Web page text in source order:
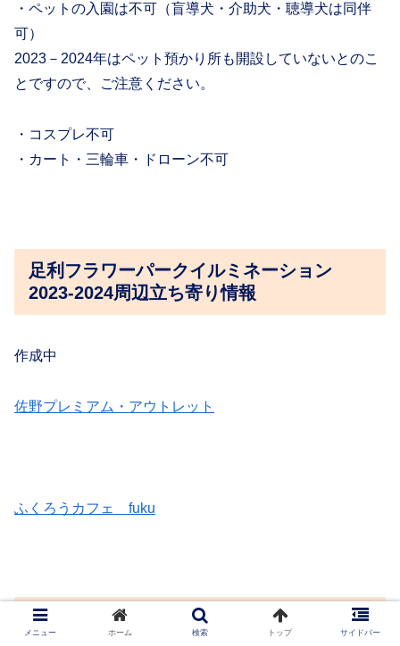
・ペットの入園は不可（盲導犬・介助犬・聴導犬は同伴
可）
2023－2024年はペット預かり所も開設していないとのこ
とですので、ご注意ください。
・コスプレ不可
・カート・三輪車・ドローン不可
足利フラワーパークイルミネーション
2023-2024周辺立ち寄り情報
作成中
佐野プレミアム・アウトレット
ふくろうカフェ fuku
まとめ
メニュー ホーム 検索 トップ サイドバー